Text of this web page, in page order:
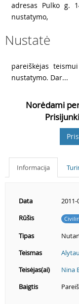
adresas Pulko g.
nustatymo,
Nustatė
pareiškėjas
nustatymo. Dar...
Norėdami
Informacija
Data
2011-
Rūšis
Tipas
Teismas
Teisėjas(ai)
Nina
Baigtis